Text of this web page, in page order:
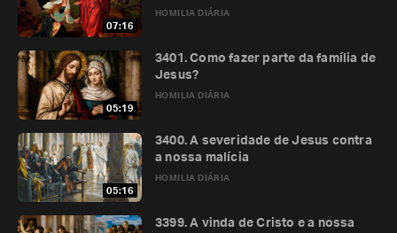
07:16
HOMILIA DIÁRIA
05:19
HOMILIA DIÁRIA
3401. Como fazer parte da família de
Jesus?
05:16
HOMILIA DIÁRIA
3400. A severidade de Jesus contra
a nossa malícia
3399. A vinda de Cristo e a nossa